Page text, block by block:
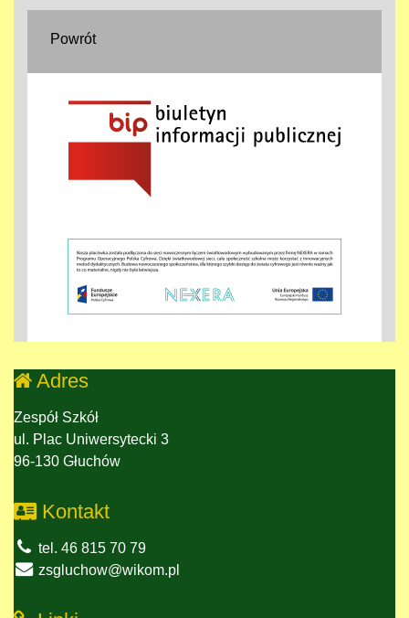
Powrót
Adres
Zespół Szkół
ul. Plac Uniwersytecki 3
96-130 Głuchów
Kontakt
tel. 46 815 70 79
zsgluchow@wikom.pl